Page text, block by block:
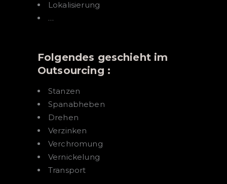
Lokalisierung
…
Folgendes geschieht im
Outsourcing :
Stanzen
Spanabheben
Drehen
Verzinken
Verchromung
Vernickelung
Transport